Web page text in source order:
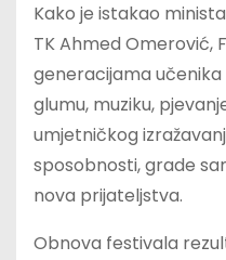
Kako je istakao
TK Ahmed Omerović,
generacijama
glumu, muziku,
umjetničkog
sposobnosti, grade
nova prijateljstva.
Obnova festivala